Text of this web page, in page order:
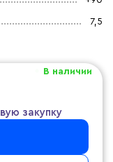
7,5
В наличии
закупку